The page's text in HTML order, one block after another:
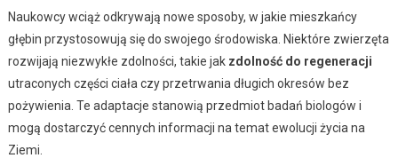
Naukowcy wciąż odkrywają nowe sposoby, w jakie mieszkańcy
głębin przystosowują się do swojego środowiska. Niektóre zwierzęta
rozwijają niezwykłe zdolności, takie jak zdolność do regeneracji
utraconych części ciała czy przetrwania długich okresów bez
pożywienia. Te adaptacje stanowią przedmiot badań biologów i
mogą dostarczyć cennych informacji na temat ewolucji życia na
Ziemi.